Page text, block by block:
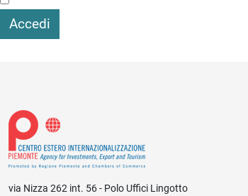
Accedi
via Nizza 262 int. 56 - Polo Uffici Lingotto